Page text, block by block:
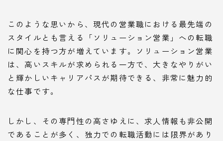
このような思いから、現代の営業職における最先端の
スタイルとも言える「ソリューション営業」への転職
に関心を持つ方が増えています。ソリューション営業
は、高いスキルが求められる一方で、大きなやりがい
と輝かしいキャリアパスが期待できる、非常に魅力的
な仕事です。
しかし、その専門性の高さゆえに、求人情報も非公開
であることが多く、独力での転職活動には限界があり